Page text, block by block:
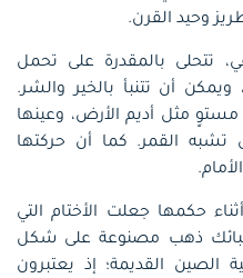
وحيد القرن.
تتحلى بالمقدرة على تحمل
أن تتنبأ بالخير والشر.
مثل أديم الأرض، وعينها
القمر. كما أن حركتها
(202 ق.م – 220 م) أثناء حكمها جعلت الأختام التي
ذهب مصنوعة على شكل
الصين القديمة؛ إذ يعتبرون